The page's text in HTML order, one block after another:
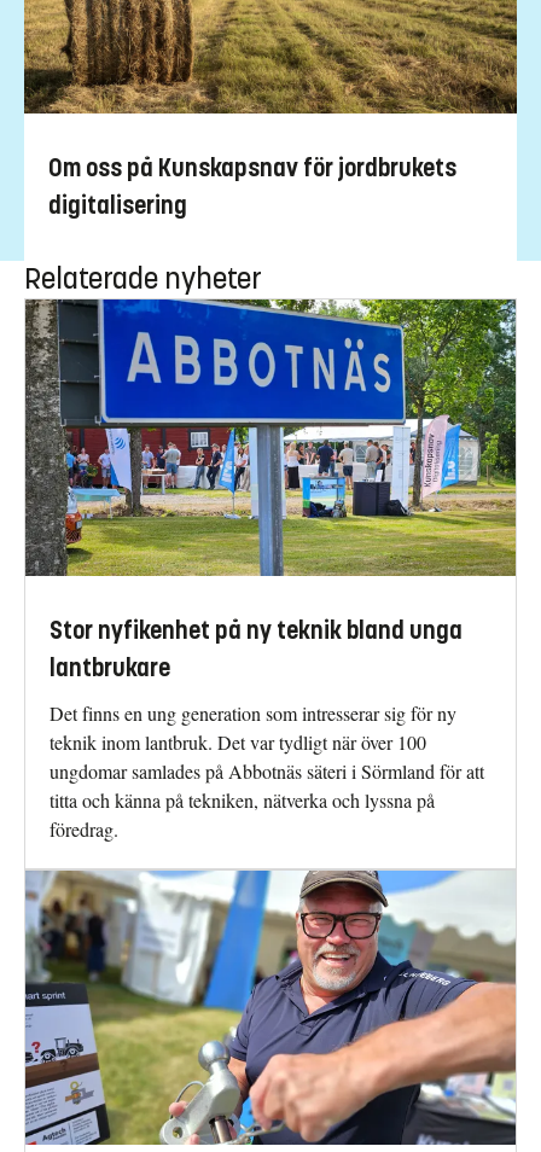
Om oss på Kunskapsnav för jordbrukets
digitalisering
Relaterade nyheter
Stor nyfikenhet på ny teknik bland unga
lantbrukare
Det finns en ung generation som intresserar sig för ny
teknik inom lantbruk. Det var tydligt när över 100
ungdomar samlades på Abbotnäs säteri i Sörmland för att
titta och känna på tekniken, nätverka och lyssna på
föredrag.